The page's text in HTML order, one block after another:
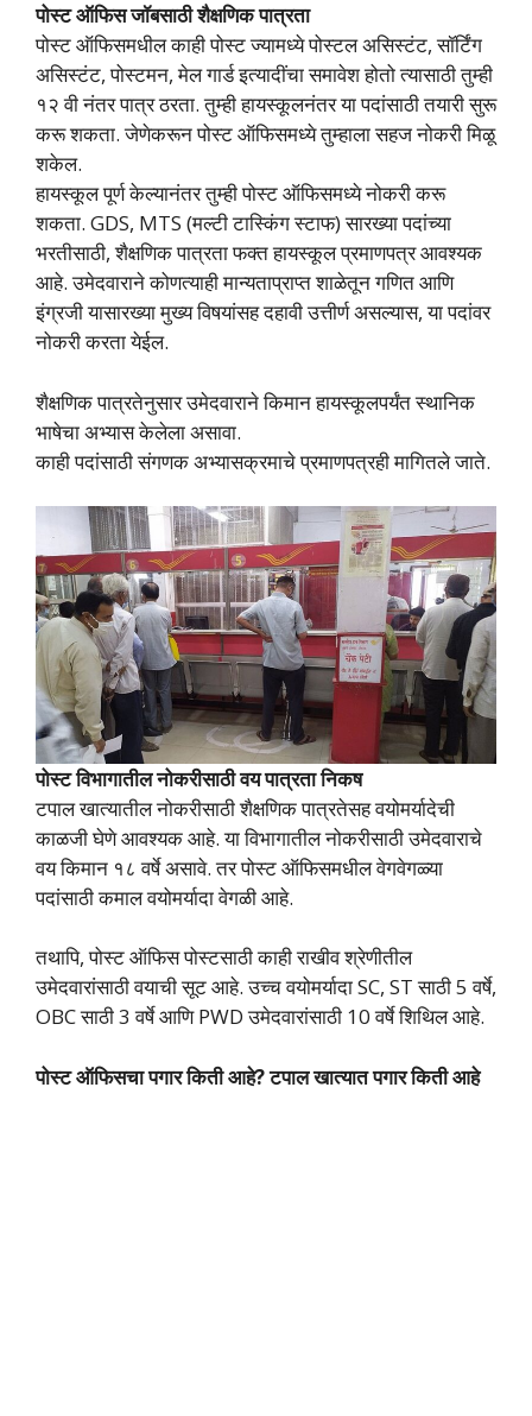
पोस्ट ऑफिस जॉबसाठी शैक्षणिक पात्रता
पोस्ट ऑफिसमधील काही पोस्ट ज्यामध्ये पोस्टल असिस्टंट, सॉर्टिंग
असिस्टंट, पोस्टमन, मेल गार्ड इत्यादींचा समावेश होतो त्यासाठी तुम्ही
१२ वी नंतर पात्र ठरता. तुम्ही हायस्कूलनंतर या पदांसाठी तयारी सुरू
करू शकता. जेणेकरून पोस्ट ऑफिसमध्ये तुम्हाला सहज नोकरी मिळू
शकेल.
हायस्कूल पूर्ण केल्यानंतर तुम्ही पोस्ट ऑफिसमध्ये नोकरी करू
शकता. GDS, MTS (मल्टी टास्किंग स्टाफ) सारख्या पदांच्या
भरतीसाठी, शैक्षणिक पात्रता फक्त हायस्कूल प्रमाणपत्र आवश्यक
आहे. उमेदवाराने कोणत्याही मान्यताप्राप्त शाळेतून गणित आणि
इंग्रजी यासारख्या मुख्य विषयांसह दहावी उत्तीर्ण असल्यास, या पदांवर
नोकरी करता येईल.
शैक्षणिक पात्रतेनुसार उमेदवाराने किमान हायस्कूलपर्यंत स्थानिक
भाषेचा अभ्यास केलेला असावा.
काही पदांसाठी संगणक अभ्यासक्रमाचे प्रमाणपत्रही मागितले जाते.
पोस्ट विभागातील नोकरीसाठी वय पात्रता निकष
टपाल खात्यातील नोकरीसाठी शैक्षणिक पात्रतेसह वयोमर्यादेची
काळजी घेणे आवश्यक आहे. या विभागातील नोकरीसाठी उमेदवाराचे
वय किमान १८ वर्षे असावे. तर पोस्ट ऑफिसमधील वेगवेगळ्या
पदांसाठी कमाल वयोमर्यादा वेगळी आहे.
तथापि, पोस्ट ऑफिस पोस्टसाठी काही राखीव श्रेणीतील
उमेदवारांसाठी वयाची सूट आहे. उच्च वयोमर्यादा SC, ST साठी 5 वर्षे,
OBC साठी 3 वर्षे आणि PWD उमेदवारांसाठी 10 वर्षे शिथिल आहे.
पोस्ट ऑफिसचा पगार किती आहे? टपाल खात्यात पगार किती आहे